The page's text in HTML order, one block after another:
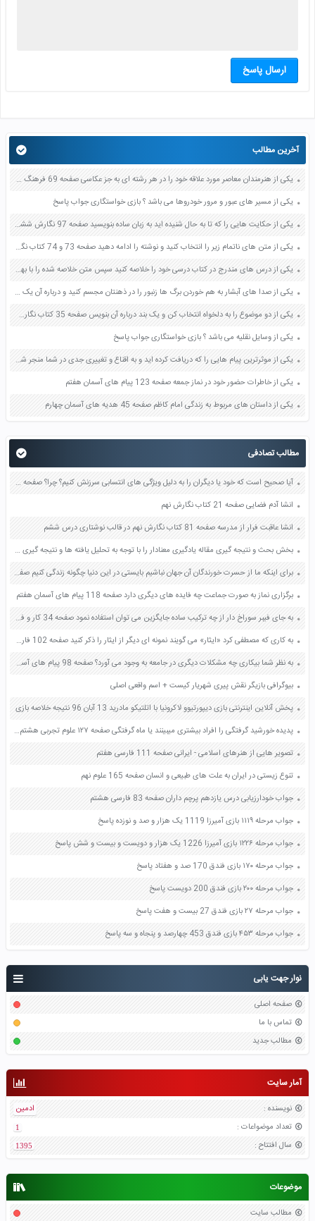
نوار جهت یابی
صفحه اصلی
تماس با ما
مطالب جدید
آمار سایت
نویسنده :
ادمین
تعداد موضواعات :
1
سال افتتاح :
1395
موضوعات
مطالب سایت
ارسال پاسخ
آخرین مطالب
یکی از هنرمندان معاصر مورد علاقه خود را در هر رشته ای به جز عکاسی صفحه 69 فرهنگ و هنر نهم
یکی از مسیر های عبور و مرور خودروها می باشد ؟ بازی خواستگاری جواب پاسخ
یکی از حکایت هایی را که تا به حال شنیده اید به زبان ساده بنویسید صفحه 97 نگارش ششم دبستان
یکی از متن های ناتمام زیر را انتخاب کنید و نوشته را ادامه دهید صفحه 73 و 74 کتاب نگارش فارسی پنجم دبستان
یکی از درس های مندرج در کتاب درسی خود را خلاصه کنید سپس متن خلاصه شده را با بهره گیری از روش های دسته بندی نمودار جدول نقشه مفهومی نشان دهید صفحه 118 نگارش یازدهم
یکی از صدا های آبشار به هم خوردن برگ ها زنبور را در ذهنتان مجسم کنید و درباره آن یک بند بنویسید صفحه 11 نگارش پنجم
یکی از دو موضوع را به دلخواه انتخاب کن و یک بند درباره آن بنویس صفحه 35 کتاب نگارش فارسی سوم
یکی از وسایل نقلیه می باشد ؟ بازی خواستگاری جواب پاسخ
یکی از موثرترین پیام هایی را که دریافت کرده اید و به اقناع و تغییری جدی در شما منجر شده است برسی کنید و علت این تاثیر گذاری قابل توجه را بنویسید صفحه 52 تفکر و سواد رسانه ای دهم
یکی از خاطرات حضور خود در نماز جمعه صفحه 123 پیام های آسمان هفتم
یکی از داستان های مربوط به زندگی امام کاظم صفحه 45 هدیه های آسمان چهارم
مطالب تصادفی
آیا صحیح است که خود یا دیگران را به دلیل ویژگی های انتسابی سرزنش کنیم؟ چرا؟ صفحه 122 مطالعات اجتماعی نهم
انشا آدم فضایی صفحه 21 کتاب نگارش نهم
انشا عاقبت فرار از مدرسه صفحه 81 کتاب نگارش نهم در قالب نوشتاری درس ششم
بخش بحث و نتیجه گیری مقاله یادگیری معنادار را با توجه به تحلیل یافته ها و نتیجه گیری با استفاده از مطالب مقدمه برسی کنید صفحه 88 نگارش دوازدهم
برای اینکه ما از حسرت خورندگان آن جهان نباشیم بایستی در این دنیا چگونه زندگی کنیم صفحه 78 دین و زندگی دهم
برگزاری نماز به صورت جماعت چه فایده های دیگری دارد صفحه 118 پیام های آسمان هفتم
به جای فیبر سوراخ دار از چه ترکیب ساده جایگزین می توان استفاده نمود صفحه 34 کار و فناوری هشتم
به کاری که مصطفی کرد «ایثار» می گویند نمونه ای دیگر از ایثار را ذکر کنید صفحه 102 فارسی هفتم
به نظر شما بیکاری چه مشکلات دیگری در جامعه به وجود می آورد؟ صفحه 98 پیام های آسمان هشتم
بیوگرافی بازیگر نقش پیری شهریار کیست + اسم واقعی اصلی
پخش آنلاین اینترنتی بازی دیپورتیوو لاکرونیا با اتلتیکو مادرید 13 آبان 96 نتیجه خلاصه بازی
پدیده خورشید گرفتگی را افراد بیشتری میبینند یا ماه گرفتگی صفحه ۱۲۷ علوم تجربی هشتم فکر کنید
تصویر هایی از هنرهای اسلامی - ایرانی صفحه 111 فارسی هفتم
تنوع زیستی در ایران به علت های طبیعی و انسان صفحه 165 علوم نهم
جواب خودارزیابی درس یازدهم پرچم داران صفحه 83 فارسی هشتم
جواب مرحله ۱۱۱۹ بازی آمیرزا 1119 یک هزار و صد و نوزده پاسخ
جواب مرحله ۱۲۲۶ بازی آمیرزا 1226 یک هزار و دویست و بیست و شش پاسخ
جواب مرحله ۱۷۰ بازی فندق 170 صد و هفتاد پاسخ
جواب مرحله ۲۰۰ بازی فندق 200 دویست پاسخ
جواب مرحله ۲۷ بازی فندق 27 بیست و هفت پاسخ
جواب مرحله ۴۵۳ بازی فندق 453 چهارصد و پنجاه و سه پاسخ